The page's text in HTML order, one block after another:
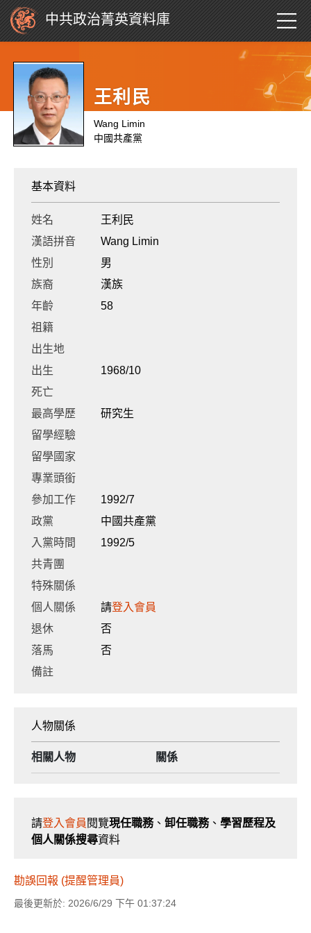
中共政治菁英資料庫
王利民
Wang Limin
中國共產黨
基本資料
姓名
王利民
漢語拼音
Wang Limin
性別
男
族裔
漢族
年齡
58
祖籍
出生地
出生
1968/10
死亡
最高學歷
研究生
留學經驗
留學國家
專業頭銜
參加工作
1992/7
政黨
中國共產黨
入黨時間
1992/5
共青團
特殊關係
個人關係
請登入會員
退休
否
落馬
否
備註
人物關係
相關人物 關係
請登入會員 閱覽現任職務、 卸任職務、 學習歷程及
個人關係搜尋資料
勘誤回報 (提醒管理員)
最後更新於: 2026/6/29 下午 01:37:24